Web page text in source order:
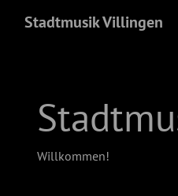
Stadtmusik Villingen
Willkommen!